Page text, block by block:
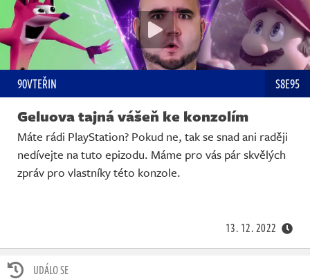
UDÁLO SE
90VTEŘIN S8E95
Geluova tajná vášeň ke konzolím
Máte rádi PlayStation? Pokud ne, tak se snad ani raději
nedívejte na tuto epizodu. Máme pro vás pár skvělých
zpráv pro vlastníky této konzole.
13. 12. 2022